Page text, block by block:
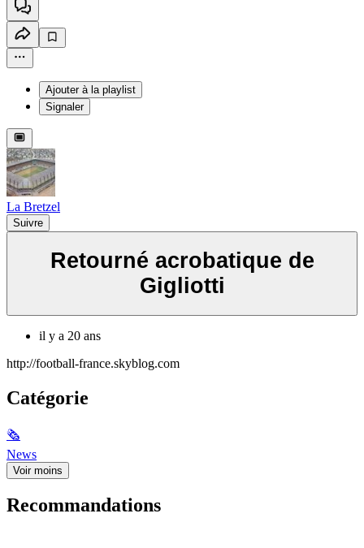
Ajouter à la playlist
Signaler
La Bretzel
Suivre
Retourné acrobatique de
Gigliotti
il y a 20 ans
http://football-france.skyblog.com
Catégorie
🗞
News
Voir moins
Recommandations